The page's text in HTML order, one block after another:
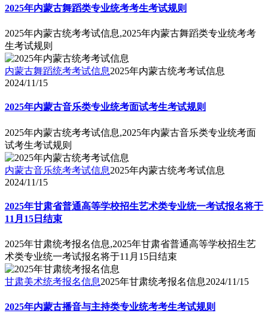
2025年内蒙古舞蹈类专业统考考生考试规则
2025年内蒙古统考考试信息,2025年内蒙古舞蹈类专业统考考
生考试规则
内蒙古舞蹈统考考试信息2025年内蒙古统考考试信息
2024/11/15
2025年内蒙古音乐类专业统考面试考生考试规则
2025年内蒙古统考考试信息,2025年内蒙古音乐类专业统考面
试考生考试规则
内蒙古音乐统考考试信息2025年内蒙古统考考试信息
2024/11/15
2025年甘肃省普通高等学校招生艺术类专业统一考试报名将于
11月15日结束
2025年甘肃统考报名信息,2025年甘肃省普通高等学校招生艺
术类专业统一考试报名将于11月15日结束
甘肃美术统考报名信息2025年甘肃统考报名信息2024/11/15
2025年内蒙古播音与主持类专业统考考生考试规则